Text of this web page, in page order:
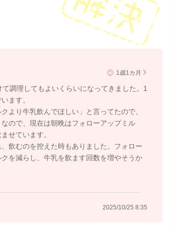
1歳1カ月
調理してもよいくらいになってきました。1
ます。
より牛乳飲んでほしい」と言ってたので、
ので、現在は朝晩はフォローアップミル
せています。
飲むのを控えた時もありました。フォロー
を減らし、牛乳を飲ます回数を増やそうか
2025/10/25 8:35